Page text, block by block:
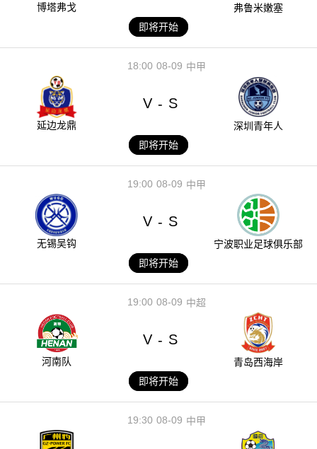
博塔弗戈
弗鲁米嫩塞
即将开始
08-09
18:00 中甲
延边龙鼎
V - S
深圳青年人
即将开始
08-09
19:00 中甲
无锡吴钩
V - S
宁波职业足球俱乐部
即将开始
08-09
19:00 中超
河南队
V - S
青岛西海岸
即将开始
08-09
19:30 中甲